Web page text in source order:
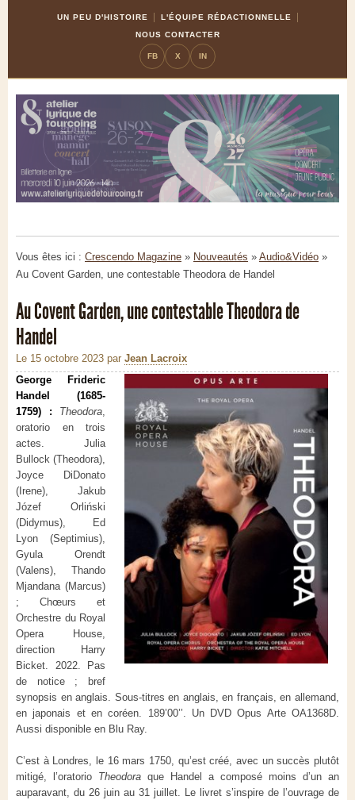
UN PEU D'HISTOIRE
L'ÉQUIPE RÉDACTIONNELLE
NOUS CONTACTER
FB X IN
Vous êtes ici : Crescendo Magazine » Nouveautés » Audio&Vidéo »
Au Covent Garden, une contestable Theodora de Handel
Au Covent Garden, une contestable Theodora de
Handel
Le 15 octobre 2023 par Jean Lacroix
George Frideric
Handel (1685-
1759) : Theodora,
oratorio en trois
actes. Julia
Bullock (Theodora),
Joyce DiDonato
(Irene), Jakub
Józef Orliński
(Didymus), Ed
Lyon (Septimius),
Gyula Orendt
(Valens), Thando
Mjandana (Marcus)
; Chœurs et
Orchestre du Royal
Opera House,
direction Harry
Bicket. 2022. Pas
de notice ; bref
synopsis en anglais. Sous-titres en anglais, en français, en allemand,
en japonais et en coréen. 189’00’’. Un DVD Opus Arte OA1368D.
Aussi disponible en Blu Ray.
C’est à Londres, le 16 mars 1750, qu’est créé, avec un succès plutôt
mitigé, l’oratorio Theodora que Handel a composé moins d’un an
auparavant, du 26 juin au 31 juillet. Le livret s’inspire de l’ouvrage de